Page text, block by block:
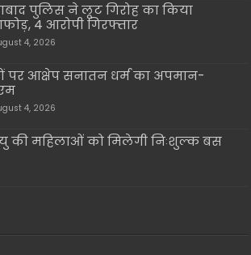
पुलिस ने लूट गिरोह का किया
4 आरोपी गिरफ्तार
4, 2026
पर आक्षेप सनातन धर्म का अपमान-
4, 2026
की महिलाओं को मिलेगी निःशुल्क बस